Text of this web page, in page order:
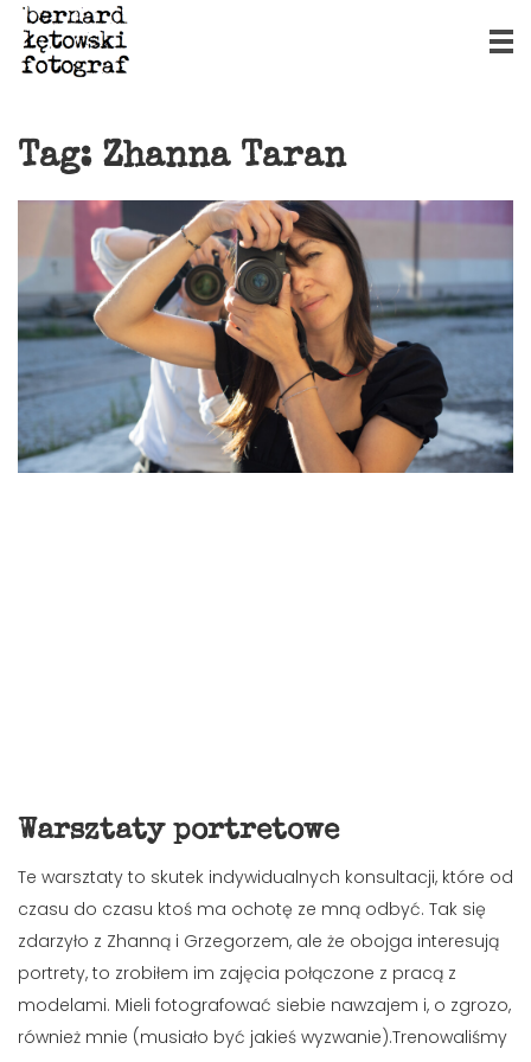
Tag: Zhanna Taran
Warsztaty portretowe
Te warsztaty to skutek indywidualnych konsultacji, które od
czasu do czasu ktoś ma ochotę ze mną odbyć. Tak się
zdarzyło z Zhanną i Grzegorzem, ale że obojga interesują
portrety, to zrobiłem im zajęcia połączone z pracą z
modelami. Mieli fotografować siebie nawzajem i, o zgrozo,
również mnie (musiało być jakieś wyzwanie).Trenowaliśmy